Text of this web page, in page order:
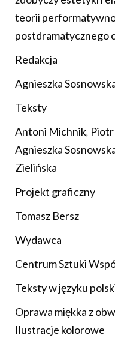
teorii
postdramatycznego
Redakcja
Agnieszka
Teksty
Antoni Michnik,
Agnieszka
Zielińska
Projekt graficzny
Tomasz Bersz
Wydawca
Centrum Sztuki
Teksty w języku
Oprawa miękka z
Ilustracje kolorowe